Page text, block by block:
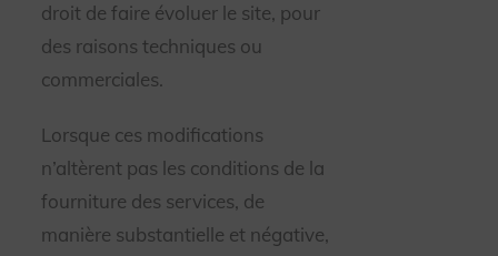
droit de faire évoluer le site, pour
des raisons techniques ou
commerciales.
Lorsque ces modifications
n’altèrent pas les conditions de la
fourniture des services, de
manière substantielle et négative,